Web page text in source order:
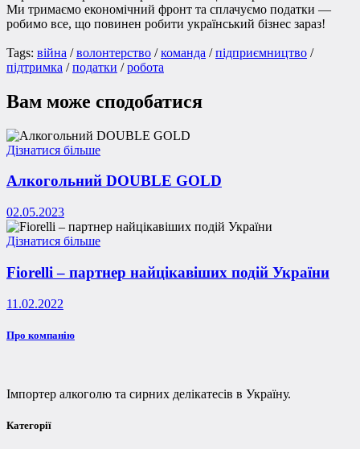
Ми тримаємо економічний фронт та сплачуємо податки —
робимо все, що повинен робити український бізнес зараз!
Tags: війна /волонтерство /команда /підприємництво /
підтримка /податки /робота
Вам може сподобатися
Дізнатися більше
Алкогольний DOUBLE GOLD
02.05.2023
Дізнатися більше
Fiorelli – партнер найцікавіших подій України
11.02.2022
Про компанію
Імпортер алкоголю та сирних делікатесів в Україну.
Категорії